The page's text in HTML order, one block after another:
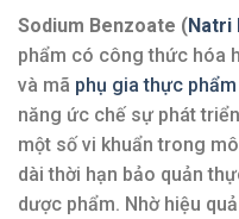
Sodium Benzoate (Natri
phẩm có công thức hóa
và mã phụ gia thực phẩm
năng ức chế sự phát
một số vi khuẩn trong
dài thời hạn bảo quản
dược phẩm. Nhờ hiệu